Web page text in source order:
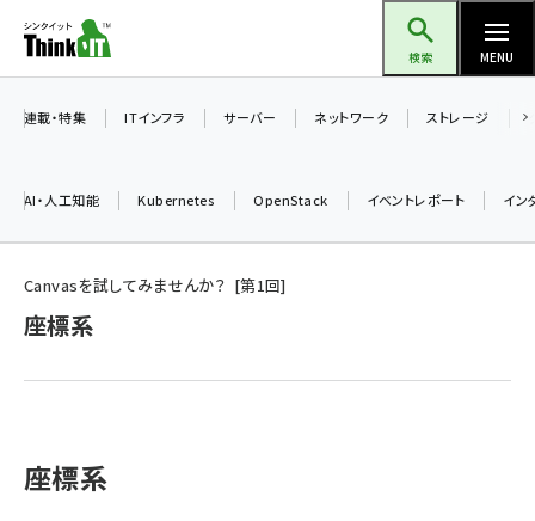
ン
ツ
検索 MENU
genai (1477)
連載・特集 ITインフラ サーバー ネットワーク ストレージ
AI・人工知能 Kubernetes OpenStack イベントレポート イン
Canvasを試してみませんか？ 第1回
座標系
座標系